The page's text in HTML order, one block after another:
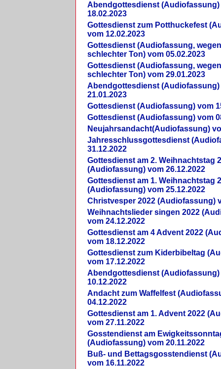
Abendgottesdienst (Audiofassung)
18.02.2023
Gottesdienst zum Potthuckefest
vom 12.02.2023
Gottesdienst (Audiofassung,
schlechter Ton) vom 05.02.2023
Gottesdienst (Audiofassung,
schlechter Ton) vom 29.01.2023
Abendgottesdienst (Audiofassung)
21.01.2023
Gottesdienst (Audiofassung) vom
Gottesdienst (Audiofassung) vom
Neujahrsandacht(Audiofassung)
Jahresschlussgottesdienst
31.12.2022
Gottesdienst am 2. Weihnachtstag
(Audiofassung) vom 26.12.2022
Gottesdienst am 1. Weihnachtstag
(Audiofassung) vom 25.12.2022
Christvesper 2022 (Audiofassung)
Weihnachtslieder singen 2022
vom 24.12.2022
Gottesdienst am 4 Advent 2022
vom 18.12.2022
Gottesdienst zum Kiderbibeltag
vom 17.12.2022
Abendgottesdienst (Audiofassung)
10.12.2022
Andacht zum Waffelfest
04.12.2022
Gottesdienst am 1. Advent 2022
vom 27.11.2022
Gosstendienst am
(Audiofassung) vom 20.11.2022
Buß- und Bettagsgosstendienst
vom 16.11.2022